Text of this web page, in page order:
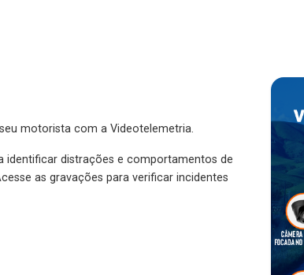
motorista com a Videotelemetria.
identificar distrações e comportamentos de
as gravações para verificar incidentes